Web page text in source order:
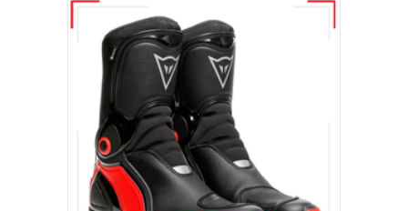
SELECT OPTIONS